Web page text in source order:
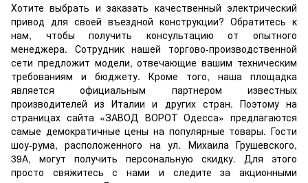
Хотите выбрать и заказать качественный электрический
привод для своей въездной конструкции? Обратитесь к
нам, чтобы получить консультацию от опытного
менеджера. Сотрудник нашей торгово-производственной
сети предложит модели, отвечающие вашим техническим
требованиям и бюджету. Кроме того, наша площадка
является официальным партнером известных
производителей из Италии и других стран. Поэтому на
страницах сайта «ЗАВОД ВОРОТ Одесса» предлагаются
самые демократичные цены на популярные товары. Гости
шоу-рума, расположенного на ул. Михаила Грушевского,
39А, могут получить персональную скидку. Для этого
просто свяжитесь с нами и следите за акционными